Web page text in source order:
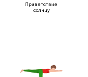
Приветствие
солнцу